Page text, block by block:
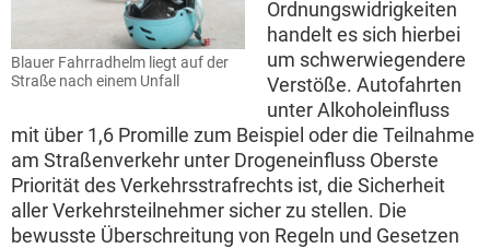
Blauer Fahrradhelm liegt auf der
Straße nach einem Unfall
Ordnungswidrigkeiten
handelt es sich hierbei
um schwerwiegendere
Verstöße. Autofahrten
unter Alkoholeinfluss
mit über 1,6 Promille zum Beispiel oder die Teilnahme
am Straßenverkehr unter Drogeneinfluss Oberste
Priorität des Verkehrsstrafrechts ist, die Sicherheit
aller Verkehrsteilnehmer sicher zu stellen. Die
bewusste Überschreitung von Regeln und Gesetzen